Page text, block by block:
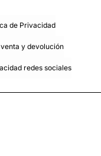
de Privacidad
y devolución
redes sociales